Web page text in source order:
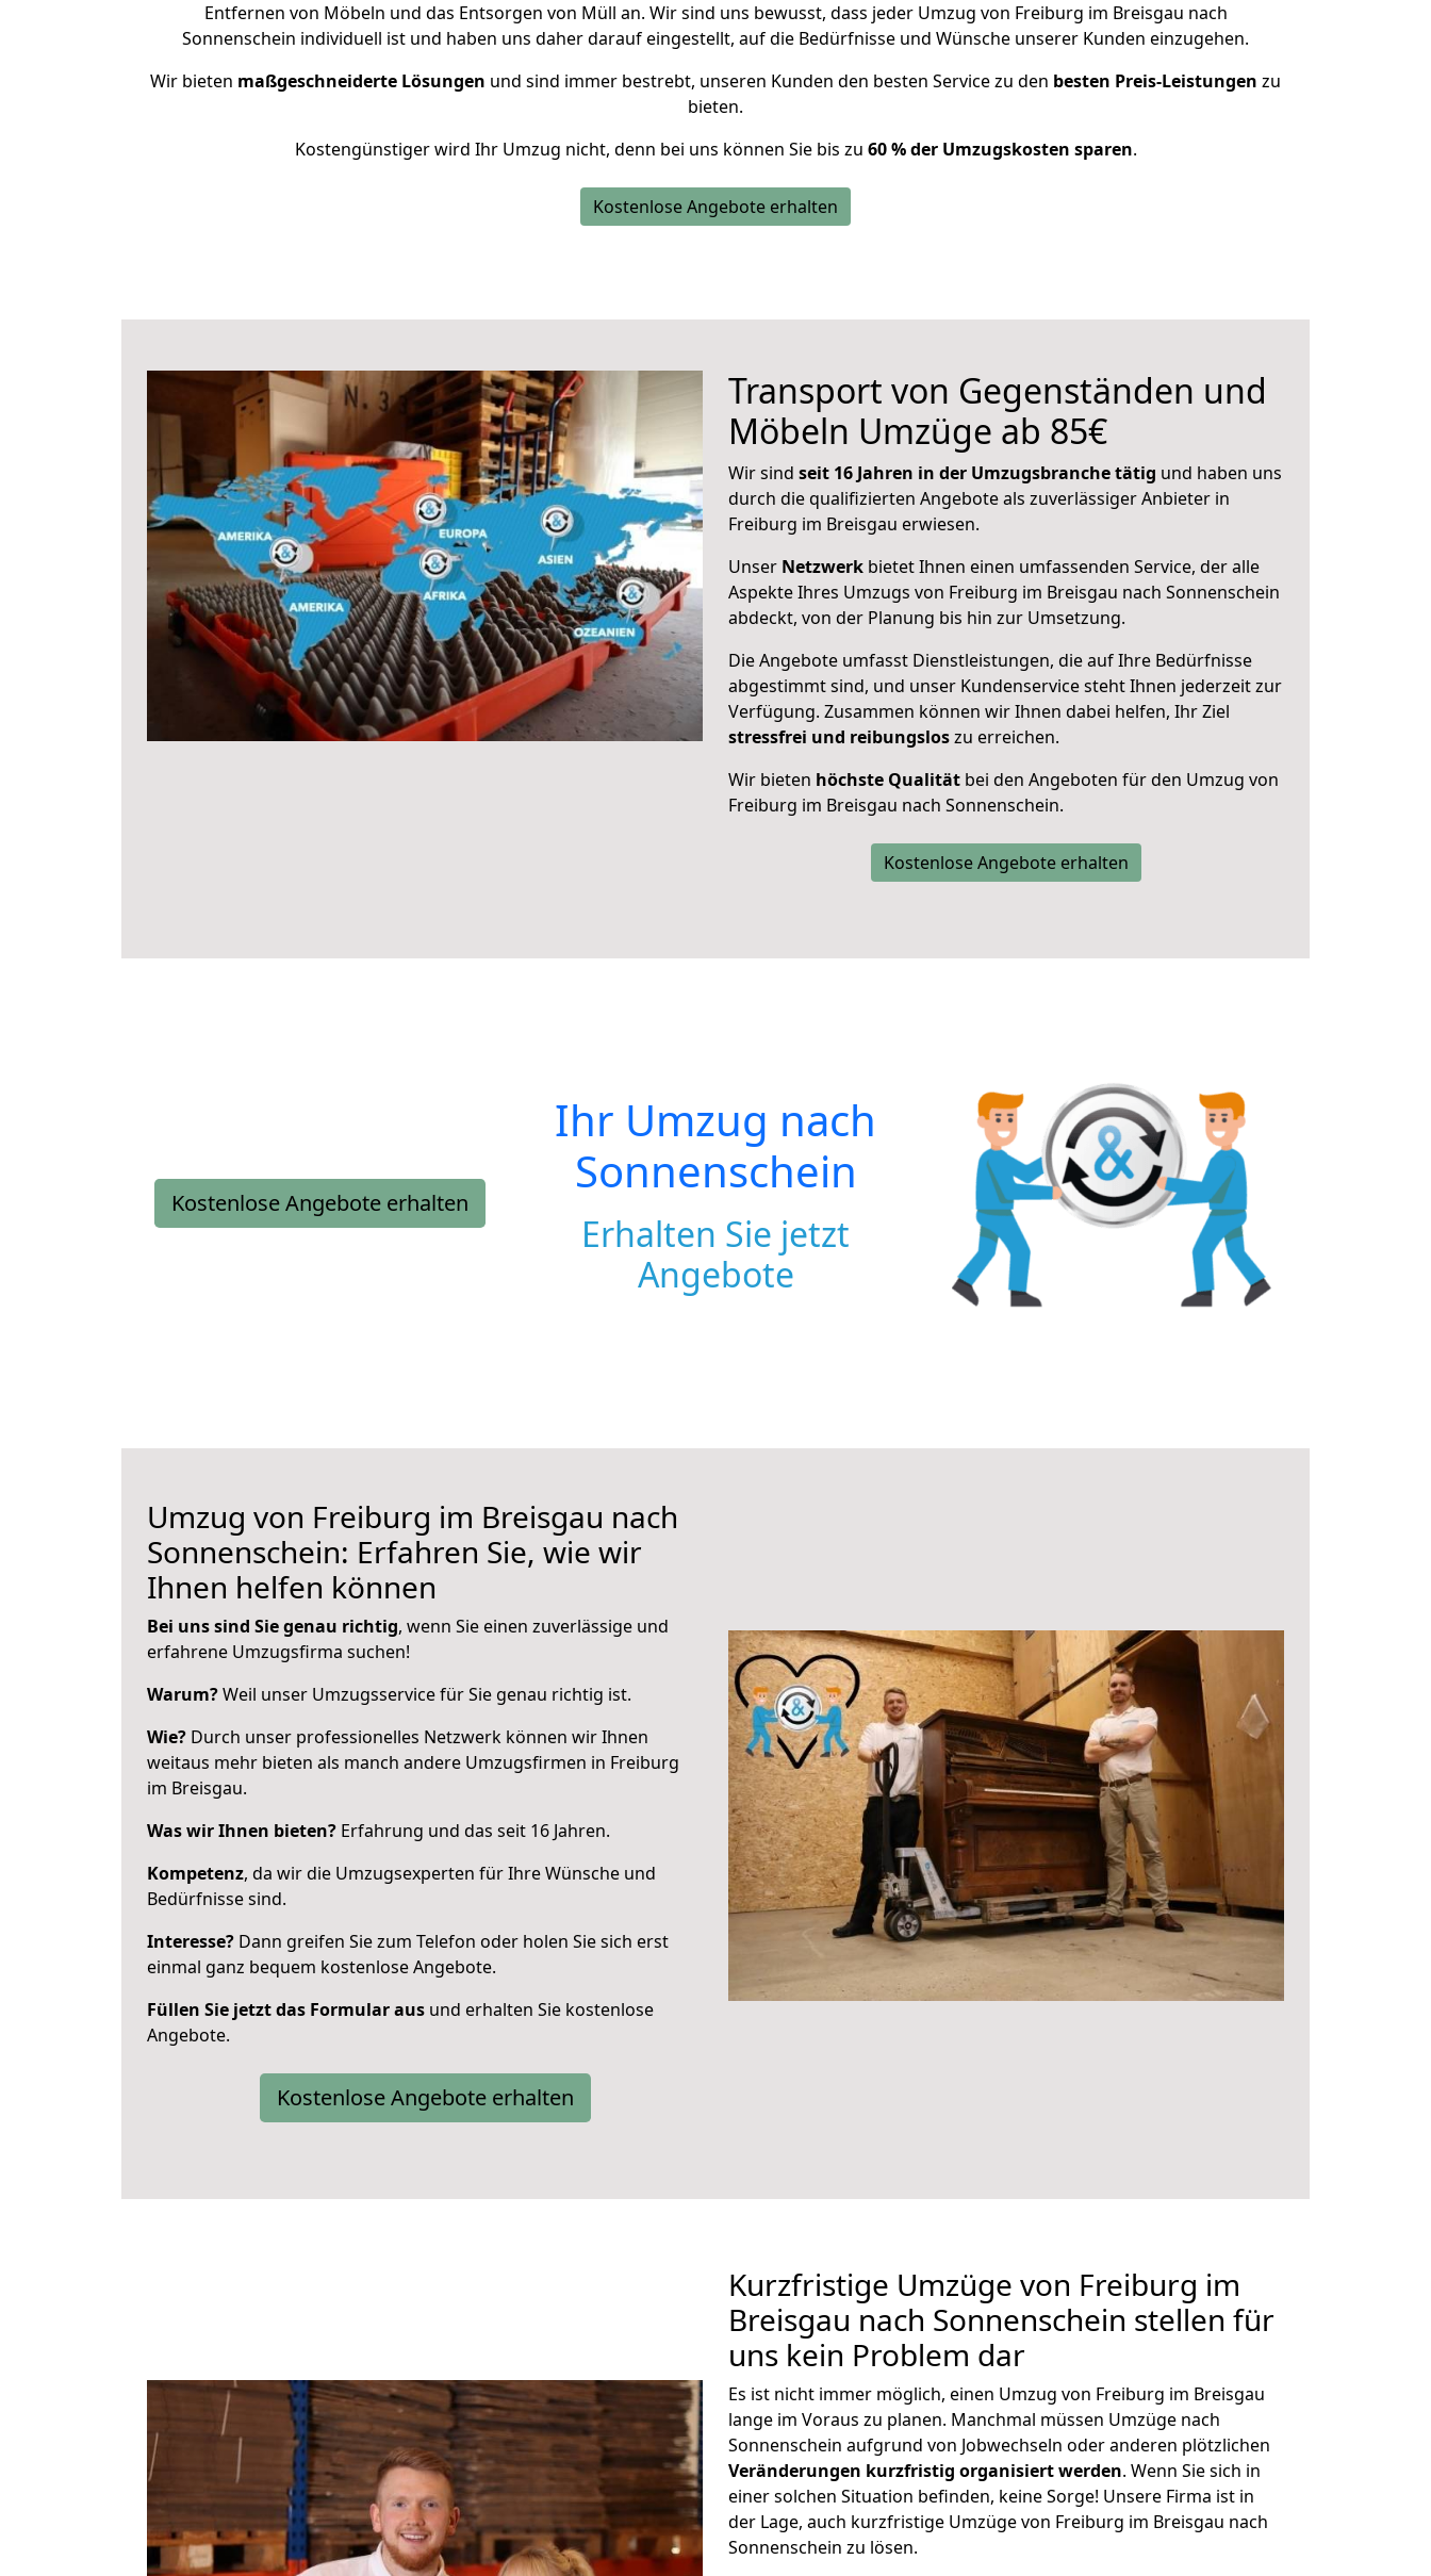
Entfernen von Möbeln und das Entsorgen von Müll an. Wir sind uns bewusst, dass jeder Umzug von Freiburg im Breisgau nach
Sonnenschein individuell ist und haben uns daher darauf eingestellt, auf die Bedürfnisse und Wünsche unserer Kunden einzugehen.
Wir bieten maßgeschneiderte Lösungen und sind immer bestrebt, unseren Kunden den besten Service zu den besten Preis-Leistungen zu
bieten.
Kostengünstiger wird Ihr Umzug nicht, denn bei uns können Sie bis zu 60 % der Umzugskosten sparen.
Kostenlose Angebote erhalten
Transport von Gegenständen und
Möbeln Umzüge ab 85€
Wir sind seit 16 Jahren in der Umzugsbranche tätig und haben uns
durch die qualifizierten Angebote als zuverlässiger Anbieter in
Freiburg im Breisgau erwiesen.
Unser Netzwerk bietet Ihnen einen umfassenden Service, der alle
Aspekte Ihres Umzugs von Freiburg im Breisgau nach Sonnenschein
abdeckt, von der Planung bis hin zur Umsetzung.
Die Angebote umfasst Dienstleistungen, die auf Ihre Bedürfnisse
abgestimmt sind, und unser Kundenservice steht Ihnen jederzeit zur
Verfügung. Zusammen können wir Ihnen dabei helfen, Ihr Ziel
stressfrei und reibungsloszu erreichen.
Wir bieten höchste Qualität bei den Angeboten für den Umzug von
Freiburg im Breisgau nach Sonnenschein.
Kostenlose Angebote erhalten
Kostenlose Angebote erhalten
Ihr Umzug nach
Sonnenschein
Erhalten Sie jetzt
Angebote
Umzug von Freiburg im Breisgau nach
Sonnenschein: Erfahren Sie, wie wir
Ihnen helfen können
Bei uns sind Sie genau richtig, wenn Sie einen zuverlässige und
erfahrene Umzugsfirma suchen!
Warum?Weil unser Umzugsservice für Sie genau richtig ist.
Wie? Durch unser professionelles Netzwerk können wir Ihnen
weitaus mehr bieten als manch andere Umzugsfirmen in Freiburg
im Breisgau.
Was wir Ihnen bieten? Erfahrung und das seit 16 Jahren.
Kompetenz, da wir die Umzugsexperten für Ihre Wünsche und
Bedürfnisse sind.
Interesse? Dann greifen Sie zum Telefon oder holen Sie sich erst
einmal ganz bequem kostenlose Angebote.
Füllen Sie jetzt das Formular aus und erhalten Sie kostenlose
Angebote.
Kostenlose Angebote erhalten
Kurzfristige Umzüge von Freiburg im
Breisgau nach Sonnenschein stellen für
uns kein Problem dar
Es ist nicht immer möglich, einen Umzug von Freiburg im Breisgau
lange im Voraus zu planen. Manchmal müssen Umzüge nach
Sonnenschein aufgrund von Jobwechseln oder anderen plötzlichen
Veränderungen kurzfristig organisiert werden. Wenn Sie sich in
einer solchen Situation befinden, keine Sorge! Unsere Firma ist in
der Lage, auch kurzfristige Umzüge von Freiburg im Breisgau nach
Sonnenschein zu lösen.